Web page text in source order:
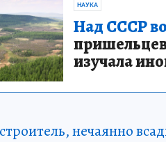
НАУКА
Над СССР
изучала
нечаянно